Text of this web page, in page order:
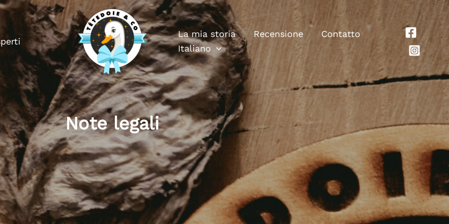
La mia storia Recensione
Contatto
Italiano
Note legali